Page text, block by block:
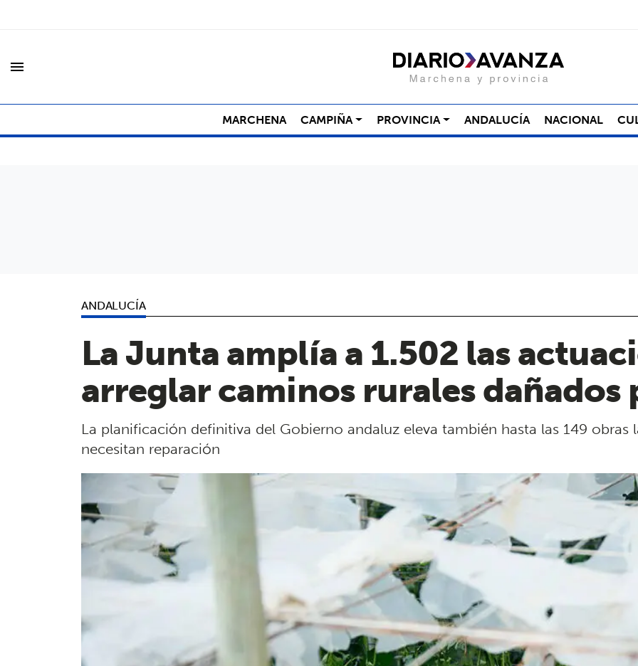
menu
MARCHENA CAMPIÑA PROVINCIA ANDALUCÍA NACIONAL
ANDALUCÍA
La Junta amplía a 1.502 las
arreglar caminos rurales dañados
La planificación definitiva del Gobierno andaluz eleva también hasta las 149
necesitan reparación